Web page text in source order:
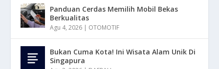
Panduan Cerdas Memilih Mobil Bekas
Berkualitas
Agu 4, 2026 | OTOMOTIF
Bukan Cuma Kota! Ini Wisata Alam Unik Di
Singapura